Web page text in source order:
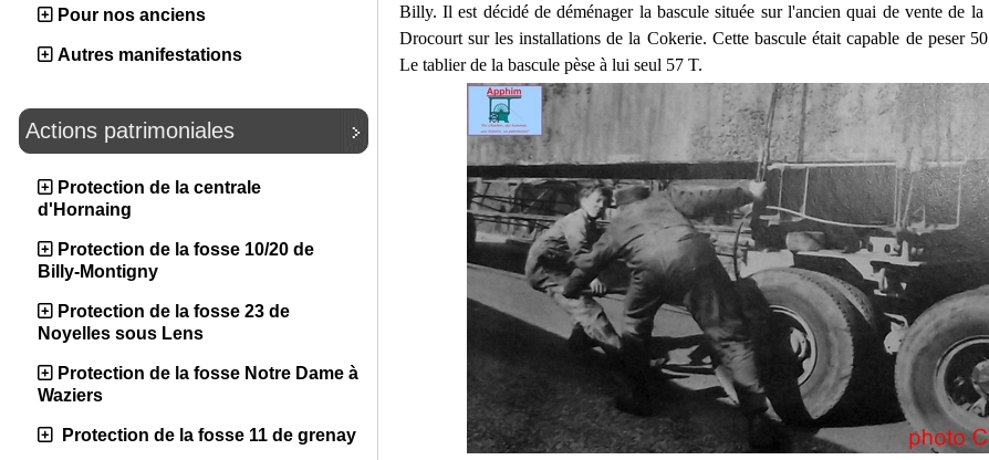
Pour nos anciens
Autres manifestations
Actions patrimoniales
Protection de la centrale
d'Hornaing
Protection de la fosse 10/20 de
Billy-Montigny
Protection de la fosse 23 de
Noyelles sous Lens
Protection de la fosse Notre Dame à
Waziers
Protection de la fosse 11 de grenay
Billy. Il est décidé de déménager la bascule située sur l'ancien quai de vente de la
Drocourt sur les installations de la Cokerie. Cette bascule était capable de peser
Le tablier de la bascule pèse à lui seul 57 T.